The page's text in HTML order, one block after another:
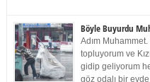
Böyle Buyurdu
Adım Muhammet.
topluyorum ve
gidip geliyorum
göz odalı bir